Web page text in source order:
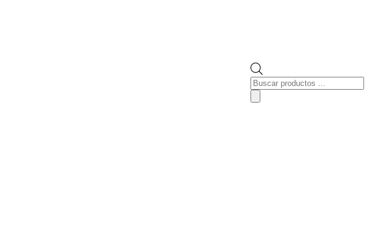
Búsqueda
de
productos